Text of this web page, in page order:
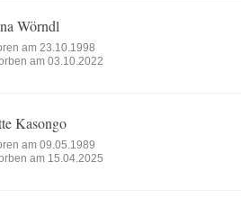
Wörndl
am 23.10.1998
am 03.10.2022
Kasongo
am 09.05.1989
am 15.04.2025